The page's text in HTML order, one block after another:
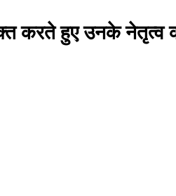
करते हुए उनके नेतृत्व